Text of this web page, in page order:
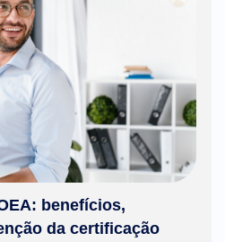
benefícios,
da certificação